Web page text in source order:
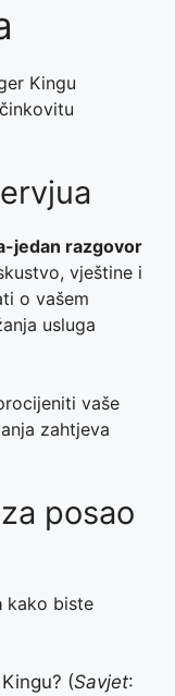
Kingu
jedan razgovor
vještine i
o vašem
usluga
vaše
zahtjeva
posao
kako biste
(Savjet: